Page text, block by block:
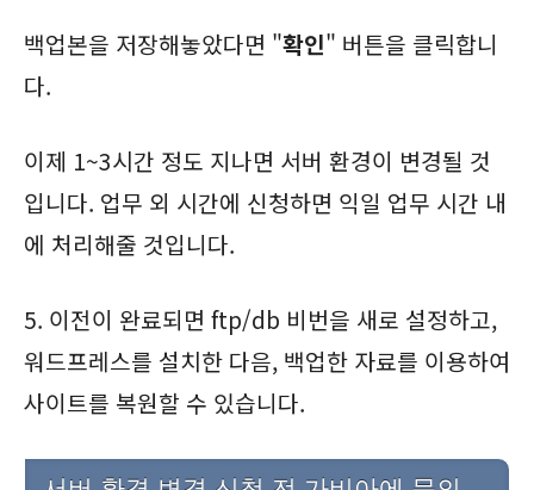
백업본을 저장해놓았다면 "확인" 버튼을 클릭합니
다.
이제 1~3시간 정도 지나면 서버 환경이 변경될 것
입니다. 업무 외 시간에 신청하면 익일 업무 시간 내
에 처리해줄 것입니다.
5. 이전이 완료되면 ftp/db 비번을 새로 설정하고,
워드프레스를 설치한 다음, 백업한 자료를 이용하여
사이트를 복원할 수 있습니다.